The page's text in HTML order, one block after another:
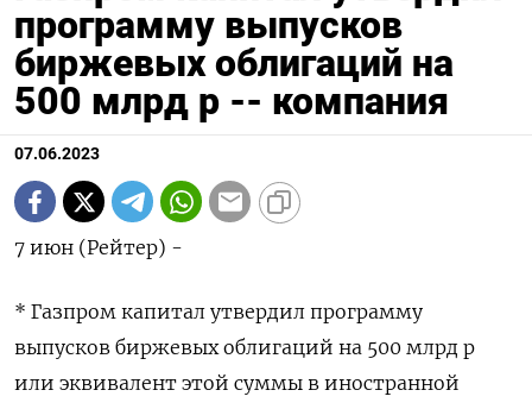
программу выпусков
биржевых облигаций на
500 млрд р -- компания
07.06.2023
7 июн (Рейтер) -
* Газпром капитал утвердил программу
выпусков биржевых облигаций на 500 млрд р
или эквивалент этой суммы в иностранной